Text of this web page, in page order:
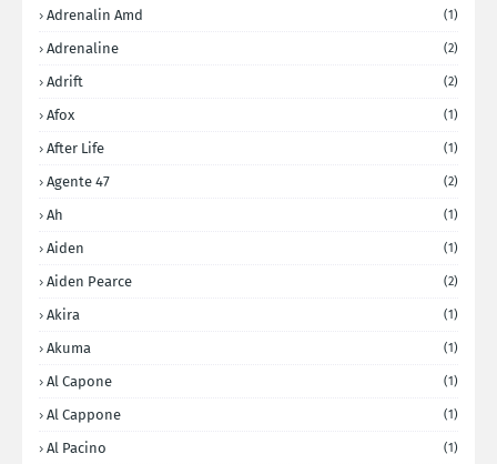
Adrenalin Amd (1)
Adrenaline (2)
Adrift (2)
Afox (1)
After Life (1)
Agente 47 (2)
Ah (1)
Aiden (1)
Aiden Pearce (2)
Akira (1)
Akuma (1)
Al Capone (1)
Al Cappone (1)
Al Pacino (1)